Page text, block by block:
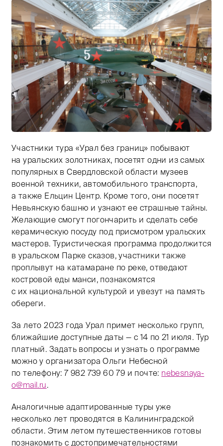
Тифлокомментарий: цветная фотография. Музей
Участники тура «Урал без границ» побывают
на уральских золотниках, посетят одни из самых
популярных в Свердловской области музеев
военной техники, автомобильного транспорта,
а также Ельцин Центр. Кроме того, они посетят
Невьянскую башню и узнают ее страшные тайны.
Желающие смогут погончарить и сделать себе
керамическую посуду под присмотром уральских
мастеров. Туристическая программа продолжится
в уральском Парке сказов, участники также
проплывут на катамаране по реке, отведают
костровой еды манси, познакомятся
с их национальной культурой и увезут на память
обереги.
За лето 2023 года Урал примет несколько групп,
ближайшие доступные даты — с 14 по 21 июля. Тур
платный. Задать вопросы и узнать о программе
можно у организатора Ольги Небесной
по телефону: 7 982 739 60 79 и почте: nebesnaya-
o@mail.ru.
Аналогичные адаптированные туры уже
несколько лет проводятся в Калининградской
области. Этим летом путешественников готовы
познакомить с достопримечательностями